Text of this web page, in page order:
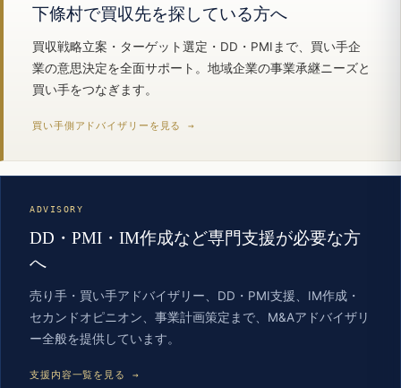
下條村で買収先を探している方へ
買収戦略立案・ターゲット選定・DD・PMIまで、買い手企
業の意思決定を全面サポート。地域企業の事業承継ニーズと
買い手をつなぎます。
買い手側アドバイザリーを見る →
ADVISORY
DD・PMI・IM作成など専門支援が必要な方
へ
売り手・買い手アドバイザリー、DD・PMI支援、IM作成・
セカンドオピニオン、事業計画策定まで、M&Aアドバイザリ
ー全般を提供しています。
支援内容一覧を見る →